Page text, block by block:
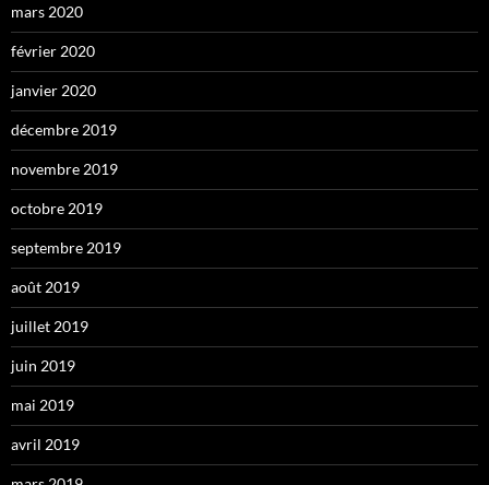
mars 2020
février 2020
janvier 2020
décembre 2019
novembre 2019
octobre 2019
septembre 2019
août 2019
juillet 2019
juin 2019
mai 2019
avril 2019